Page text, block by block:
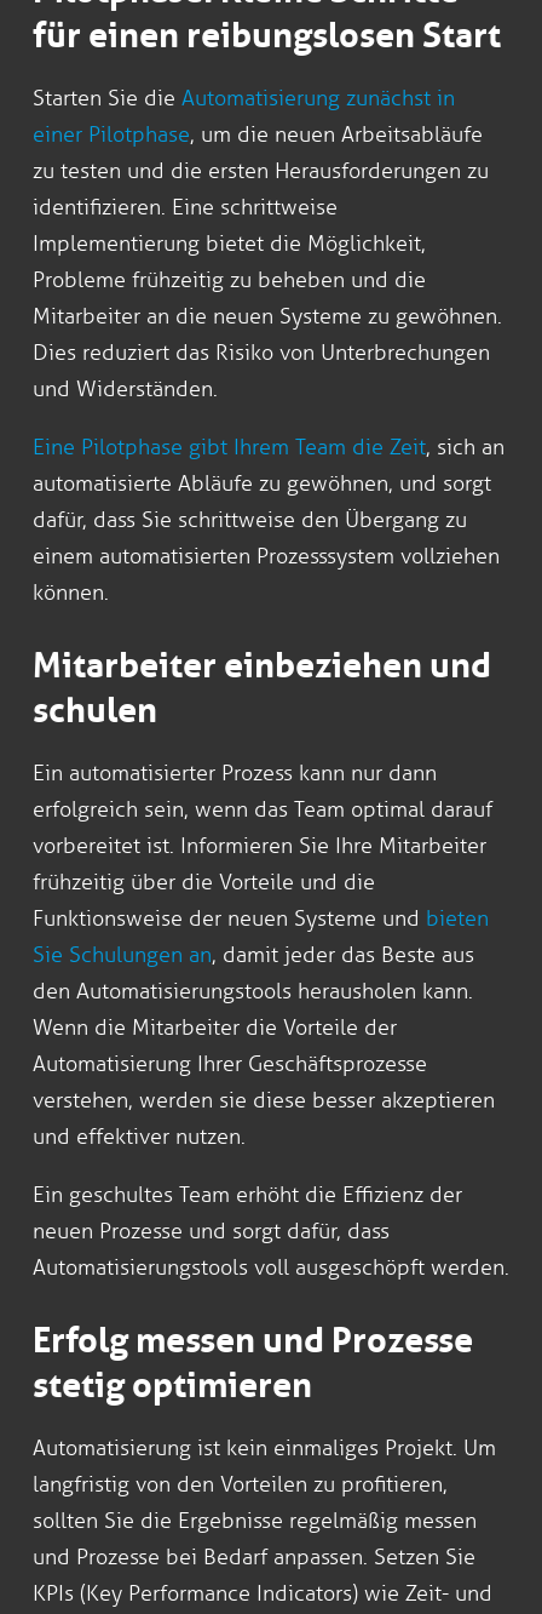
für einen reibungslosen Start
Starten Sie die Automatisierung zunächst in
einer Pilotphase, um die neuen Arbeitsabläufe
zu testen und die ersten Herausforderungen zu
identifizieren. Eine schrittweise
Implementierung bietet die Möglichkeit,
Probleme frühzeitig zu beheben und die
Mitarbeiter an die neuen Systeme zu gewöhnen.
Dies reduziert das Risiko von Unterbrechungen
und Widerständen.
Eine Pilotphase gibt Ihrem Team die Zeit, sich an
automatisierte Abläufe zu gewöhnen, und sorgt
dafür, dass Sie schrittweise den Übergang zu
einem automatisierten Prozesssystem vollziehen
können.
Mitarbeiter einbeziehen und
schulen
Ein automatisierter Prozess kann nur dann
erfolgreich sein, wenn das Team optimal darauf
vorbereitet ist. Informieren Sie Ihre Mitarbeiter
frühzeitig über die Vorteile und die
Funktionsweise der neuen Systeme und bieten
Sie Schulungen an, damit jeder das Beste aus
den Automatisierungstools herausholen kann.
Wenn die Mitarbeiter die Vorteile der
Automatisierung Ihrer Geschäftsprozesse
verstehen, werden sie diese besser akzeptieren
und effektiver nutzen.
Ein geschultes Team erhöht die Effizienz der
neuen Prozesse und sorgt dafür, dass
Automatisierungstools voll ausgeschöpft werden.
Erfolg messen und Prozesse
stetig optimieren
Automatisierung ist kein einmaliges Projekt. Um
langfristig von den Vorteilen zu profitieren,
sollten Sie die Ergebnisse regelmäßig messen
und Prozesse bei Bedarf anpassen. Setzen Sie
KPIs (Key Performance Indicators) wie Zeit- und